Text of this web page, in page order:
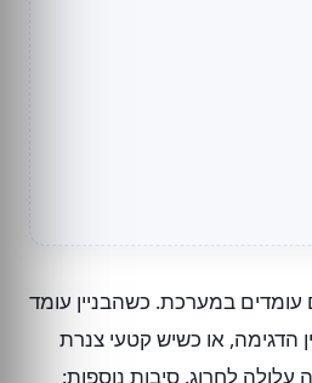
במערכת. כשהבניין עומד
הדגימה, או כשיש קטעי צנרת
לחרוג. סיבות נוספות: